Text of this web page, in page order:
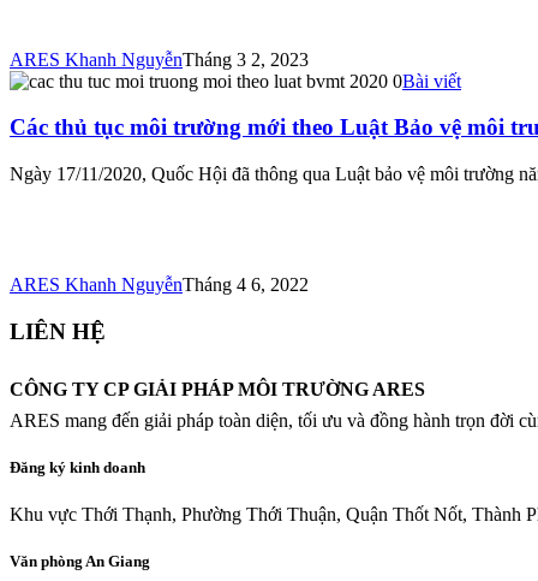
ARES Khanh NguyễnTháng 3 2, 2023
Bài viết
Các thủ tục môi trường mới theo Luật Bảo vệ môi
Ngày 17/11/2020, Quốc Hội đã thông qua Luật bảo vệ môi trường
ARES Khanh NguyễnTháng 4 6, 2022
LIÊN HỆ
CÔNG TY CP GIẢI PHÁP MÔI TRƯỜNG ARES
ARES mang đến giải pháp toàn diện, tối ưu và đồng hành trọn đời
Đăng ký kinh doanh
Khu vực Thới Thạnh, Phường Thới Thuận, Quận Thốt Nốt, Thành
Văn phòng An Giang